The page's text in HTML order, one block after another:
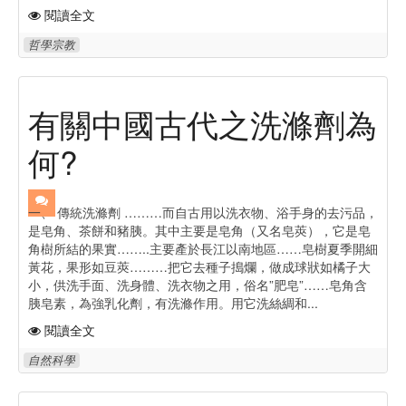
閱讀全文
哲學宗教
有關中國古代之洗滌劑為
何?
一、 傳統洗滌劑 ………而自古用以洗衣物、浴手身的去污品，
是皂角、茶餅和豬胰。其中主要是皂角（又名皂莢），它是皂
角樹所結的果實……..主要產於長江以南地區……皂樹夏季開細
黃花，果形如豆莢………把它去種子搗爛，做成球狀如橘子大
小，供洗手面、洗身體、洗衣物之用，俗名”肥皂”……皂角含
胰皂素，為強乳化劑，有洗滌作用。用它洗絲綢和...
閱讀全文
自然科學